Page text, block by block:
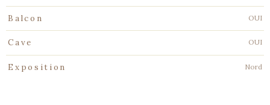
Balcon OUI
Cave OUI
Exposition Nord